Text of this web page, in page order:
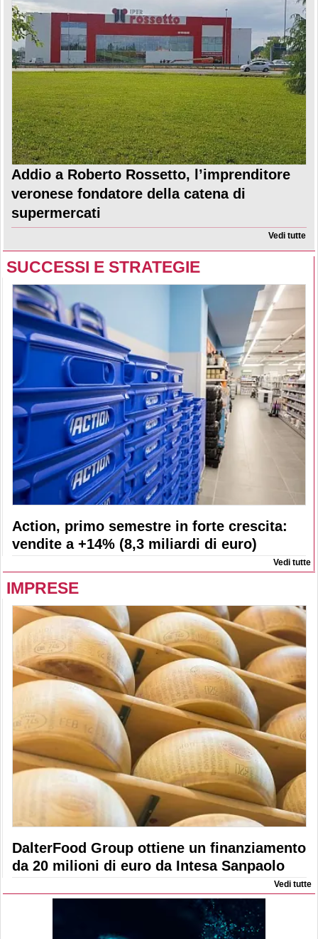
Addio a Roberto Rossetto, l’imprenditore
veronese fondatore della catena di
supermercati
Vedi tutte
SUCCESSI E STRATEGIE
Action, primo semestre in forte crescita:
vendite a +14% (8,3 miliardi di euro)
Vedi tutte
IMPRESE
DalterFood Group ottiene un finanziamento
da 20 milioni di euro da Intesa Sanpaolo
Vedi tutte